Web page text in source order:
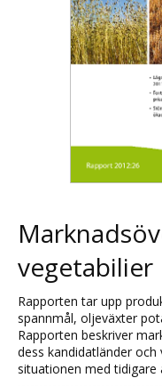
vegetabilier
Rapporten tar upp
spannmål, oljeväxter
Rapporten beskriver
dess kandidatländer och
situationen med tidigare